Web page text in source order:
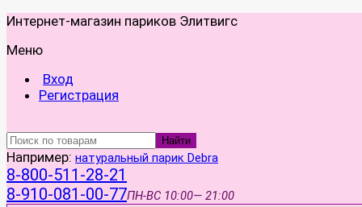
Интернет-магазин париков Элитвигс
Меню
Вход
Регистрация
Найти
Например: натуральный парик Debra
8-800-511-28-21
8-910-081-00-77ПН-ВС 10:00— 21:00